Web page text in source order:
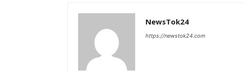
NewsTok24
https://newstok24.com